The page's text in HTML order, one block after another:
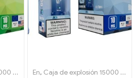
Cigarrillos electrónicos
En, Caja de explosión 15000 Soplo